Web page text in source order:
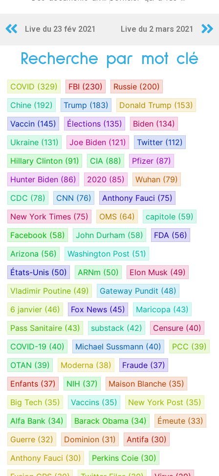
Live du 23 fév 2021 Live du 2 mars 2021
Recherche par mot clé
COVID (329) FBI (230) Russie (200)
Chine (192) Trump (183) Donald Trump (153)
Vaccin (145) Élections (135) Biden (134)
Ukraine (131) Joe Biden (121) Twitter (112)
Hillary Clinton (91) CIA (88) Pfizer (87)
Hunter Biden (86) 2020 (85) Wuhan (79)
CDC (78) CNN (76) Anthony Fauci (75)
New York Times (75) OMS (64) capitole (59)
Facebook (58) John Durham (58) FDA (56)
Arizona (56) Washington Post (51)
États-Unis (50) ARNm (50) Elon Musk (49)
Vladimir Poutine (49) Gateway Pundit (48)
6 janvier (46) Fox News (45) Maricopa (43)
Pass Sanitaire (43) substack (42) Censure (40)
COVID-19 (40) Michael Sussmann (40) PCC (39)
OTAN (39) Moderna (38) Fraude (37)
Enfants (37) NIH (37) Maison Blanche (35)
Big Tech (35) Vaccins (35) New York Post (35)
Alfa Bank (34) Barack Obama (34) Émeute (33)
Guerre (32) Dominion (31) Antifa (30)
Anthony Fauci (30) Perkins Coie (30)